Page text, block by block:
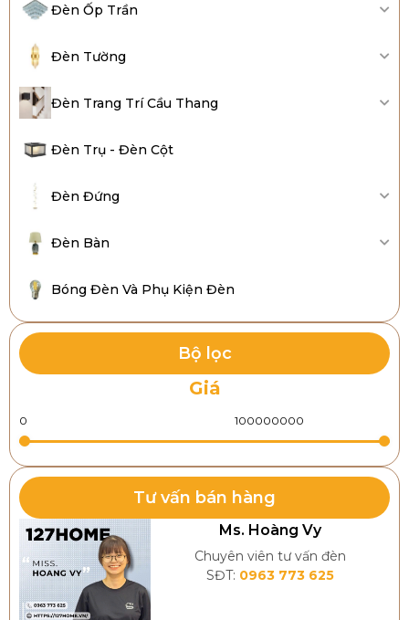
Đèn Ốp Trần
Đèn Tường
Đèn Trang Trí Cầu Thang
Đèn Trụ - Đèn Cột
Đèn Đứng
Đèn Bàn
Bóng Đèn Và Phụ Kiện Đèn
Bộ lọc
Giá
Tư vấn bán hàng
Ms. Hoàng Vy
Chuyên viên tư vấn đèn
SĐT: 0963 773 625